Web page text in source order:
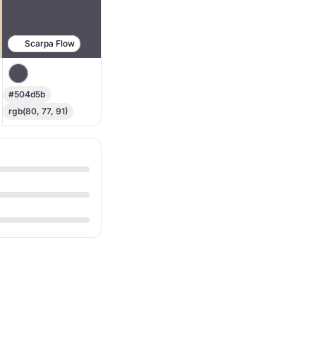
Scarpa Flow
#504d5b
rgb(80, 77, 91)